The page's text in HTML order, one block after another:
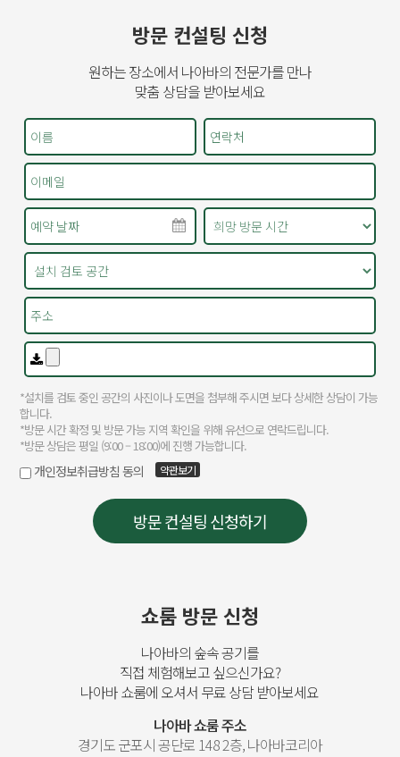
방문 컨설팅 신청
원하는 장소에서 나아바의 전문가를 만나
맞춤 상담을 받아보세요
쇼룸 방문 신청
나아바의 숲속 공기를
직접 체험해보고 싶으신가요?
나아바 쇼룸에 오셔서 무료 상담 받아보세요
나아바 쇼룸 주소
경기도 군포시 공단로 148 2층, 나아바코리아